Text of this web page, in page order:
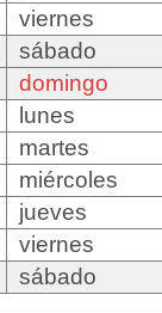
viernes
sábado
domingo
lunes
martes
miércoles
jueves
viernes
sábado